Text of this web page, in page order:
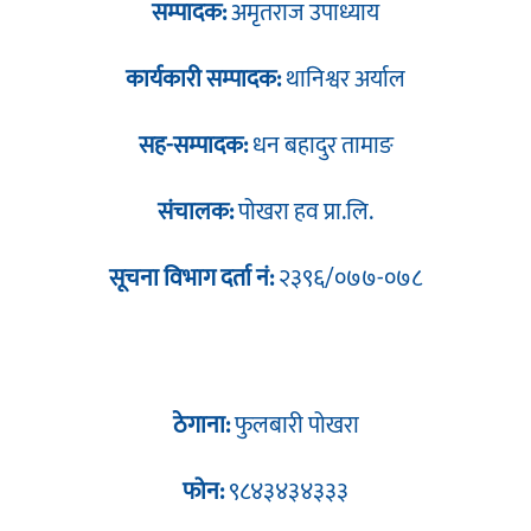
सम्पादक:अमृतराज उपाध्याय
कार्यकारी सम्पादक:थानिश्वर अर्याल
सह-सम्पादक:धन बहादुर तामाङ
संचालक:पोखरा हव प्रा.लि.
सूचना विभाग दर्ता नं:२३९६/०७७-०७८
ठेगाना:फुलबारी पोखरा
फोन:९८४३४३४३३३